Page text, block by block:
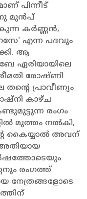
പിന്നീട്
മുൻപ്
കർണ്ണൻ,
എന്ന പദവും
ആ
ഏരിയായിലെ
രോഷ്ണി
പ്രാവീണ്യം
കാഴ്ച
രംഗം
മുത്തം നൽകി,
കൈയ്യാൽ അവന്
രംഗത്ത്
നേത്രങ്ങളോടെ